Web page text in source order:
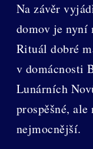
Na závěr
domov je
Rituál dobré
v domácnosti
Lunárních
prospěšné,
nejmocnější.